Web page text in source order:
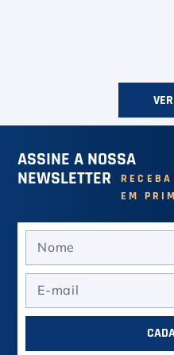
ASSINE A NOSSA
NEWSLETTER
EM